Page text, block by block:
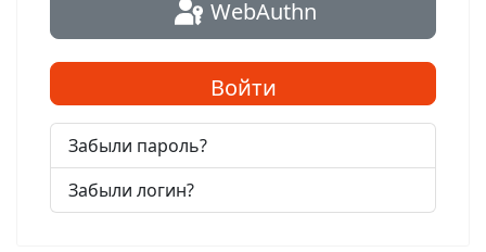
WebAuthn
Войти
Забыли пароль?
Забыли логин?